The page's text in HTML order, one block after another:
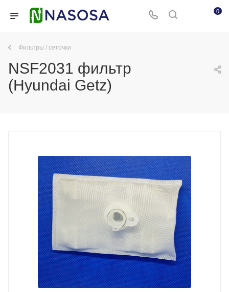
0
Фильтры / сеточки
NSF2031 фильтр
(Hyundai Getz)